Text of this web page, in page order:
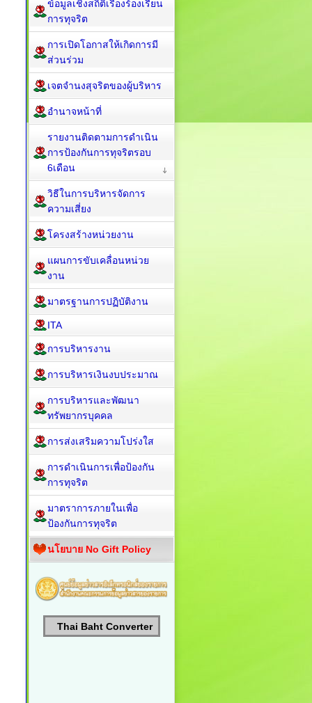
ข้อมูลเชิงสถิติเรื่องร้องเรียน
การทุจริต
การเปิดโอกาสให้เกิดการมี
ส่วนร่วม
เจตจำนงสุจริตของผู้บริหาร
อำนาจหน้าที่
รายงานติดตามการดำเนิน
การป้องกันการทุจริตรอบ
6เดือน
วิธีในการบริหารจัดการ
ความเสี่ยง
โครงสร้างหน่วยงาน
แผนการขับเคลื่อนหน่วย
งาน
มาตรฐานการปฏิบัติงาน
ITA
การบริหารงาน
การบริหารเงินงบประมาณ
การบริหารและพัฒนา
ทรัพยากรบุคคล
การส่งเสริมความโปร่งใส
การดำเนินการเพื่อป้องกัน
การทุจริต
มาตราการภายในเพื่อ
ป้องกันการทุจริต
นโยบาย No Gift Policy
Thai Baht Converter